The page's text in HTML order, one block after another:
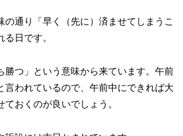
の通り「早く（先に）済ませてしまうこ
る日です。
勝つ」という意味から来ています。午前
言われているので、午前中にできれば大
ておくのが良いでしょう。